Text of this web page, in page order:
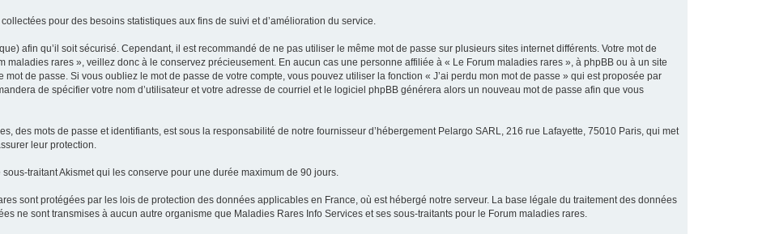
pour des besoins statistiques aux fins de suivi et d’amélioration du service.
afin qu’il soit sécurisé. Cependant, il est recommandé de ne pas utiliser le même mot de passe sur plusieurs sites internet différents. Votre mot de
maladies rares », veillez donc à le conservez précieusement. En aucun cas une personne affiliée à « Le Forum maladies rares », à phpBB ou à un site
de passe. Si vous oubliez le mot de passe de votre compte, vous pouvez utiliser la fonction « J’ai perdu mon mot de passe » qui est proposée par
de spécifier votre nom d’utilisateur et votre adresse de courriel et le logiciel phpBB générera alors un nouveau mot de passe afin que vous
des mots de passe et identifiants, est sous la responsabilité de notre fournisseur d’hébergement Pelargo SARL, 216 rue Lafayette, 75010 Paris, qui met
leur protection.
traitant Akismet qui les conserve pour une durée maximum de 90 jours.
sont protégées par les lois de protection des données applicables en France, où est hébergé notre serveur. La base légale du traitement des données
ne sont transmises à aucun autre organisme que Maladies Rares Info Services et ses sous-traitants pour le Forum maladies rares.